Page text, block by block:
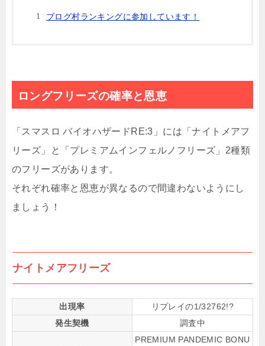
ブログ村ランキングに参加しています！
ロングフリーズの確率と恩恵
「スマスロ バイオハザードRE:3」には「ナイトメアフ
リーズ」と「プレミアムインフェルノフリーズ」2種類
のフリーズがあります。
それぞれ確率と恩恵が異なるので間違わないようにし
ましょう！
ナイトメアフリーズ
出現率
リプレイの1/32762!?
発生契機
調査中
PREMIUM PANDEMIC BONU